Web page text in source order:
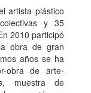
artista plástico
y 35
2010 participó
obra de gran
años se ha
obra de arte-
, muestra de